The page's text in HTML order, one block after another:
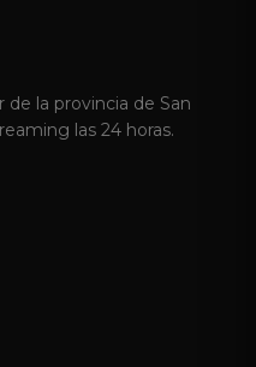
la provincia de San
las 24 horas.